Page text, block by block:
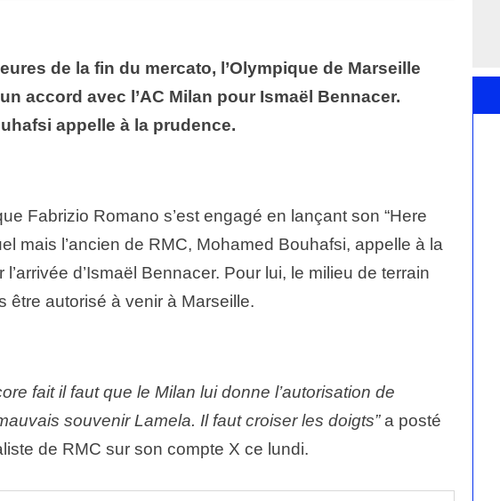
de la fin du mercato, l’Olympique de Marseille
accord avec l’AC Milan pour Ismaël Bennacer.
appelle à la prudence.
Fabrizio Romano s’est engagé en lançant son “Here
mais l’ancien de RMC, Mohamed Bouhafsi, appelle à la
d’Ismaël Bennacer. Pour lui, le milieu de terrain
être autorisé à venir à Marseille.
fait il faut que le Milan lui donne l’autorisation de
souvenir Lamela. Il faut croiser les doigts”a posté
de RMC sur son compte X ce lundi.